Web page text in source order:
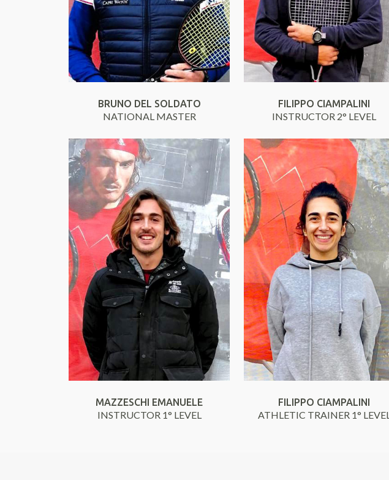
BRUNO DEL SOLDATO
NATIONAL MASTER
FILIPPO CIAMPALINI
INSTRUCTOR 2° LEVEL
MAZZESCHI EMANUELE
INSTRUCTOR 1° LEVEL
FILIPPO CIAMPALINI
ATHLETIC TRAINER 1° LEVEL